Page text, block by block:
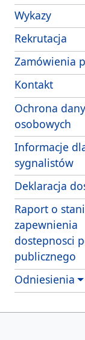
Wykazy
Rekrutacja
Zamówienia
Kontakt
Ochrona
osobowych
Informacje
sygnalistów
Deklaracja
Raport o
zapewnienia
dostepnosci
publicznego
Odniesienia